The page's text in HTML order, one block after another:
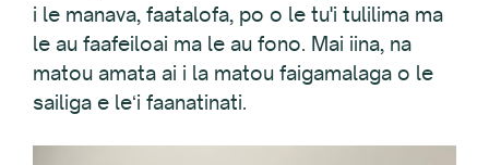
i le manava, faatalofa, po o le tu'i tulilima ma
le au faafeiloai ma le au fono. Mai iina, na
matou amata ai i la matou faigamalaga o le
sailiga e leʻi faanatinati.